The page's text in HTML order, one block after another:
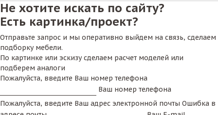
Не хотите искать по сайту?
Есть картинка/проект?
Отправьте запрос и мы оперативно выйдем на связь, сделаем
подборку мебели.
По картинке или эскизу сделаем расчет моделей или
подберем аналоги
Пожалуйста, введите Ваш номер телефона
Ваш номер телефона
Пожалуйста, введите Ваш адрес электронной почты Ошибка в